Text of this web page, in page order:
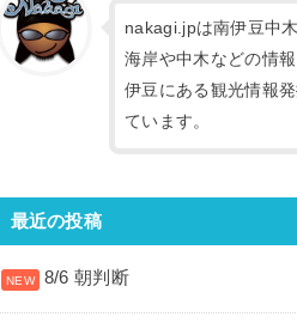
nakagi.jpは南伊豆中
海岸や中木などの情
伊豆にある観光情報
ています。
最近の投稿
8/6 朝判断